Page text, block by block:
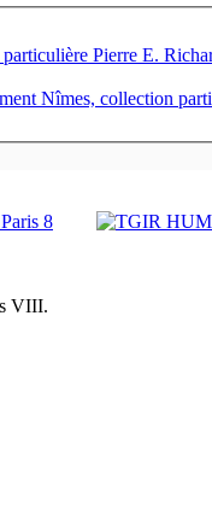
Pierre E.
Nîmes, collection
VIII.